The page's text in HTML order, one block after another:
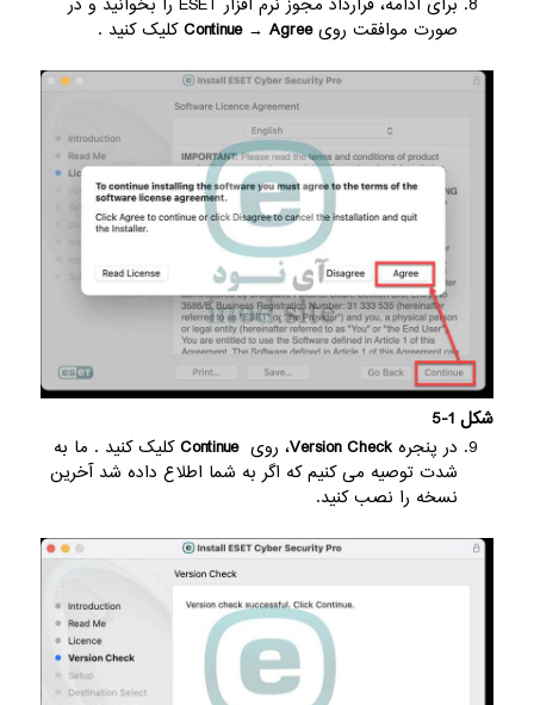
صورت موافقت روی
Continue→Agree کلیک کنید .
شکل 1-5
در پنجره Version Check، رویContinueکلیک کنید . ما به
شدت توصیه می کنیم که اگر به شما اطلاع داده شد آخرین
نسخه را نصب کنید.